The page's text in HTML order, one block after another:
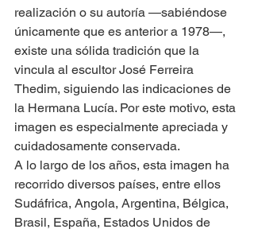
realización o su autoría —sabiéndose
únicamente que es anterior a 1978—,
existe una sólida tradición que la
vincula al escultor José Ferreira
Thedim, siguiendo las indicaciones de
la Hermana Lucía. Por este motivo, esta
imagen es especialmente apreciada y
cuidadosamente conservada.
A lo largo de los años, esta imagen ha
recorrido diversos países, entre ellos
Sudáfrica, Angola, Argentina, Bélgica,
Brasil, España, Estados Unidos de